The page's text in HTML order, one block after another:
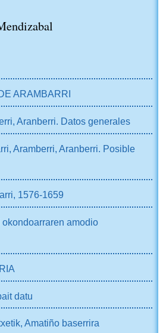
ARAMBARRI
Aranberri. Datos generales
Aramberri, Aranberri. Posible
1576-1659
amodio
datu
Amatiño baserrira